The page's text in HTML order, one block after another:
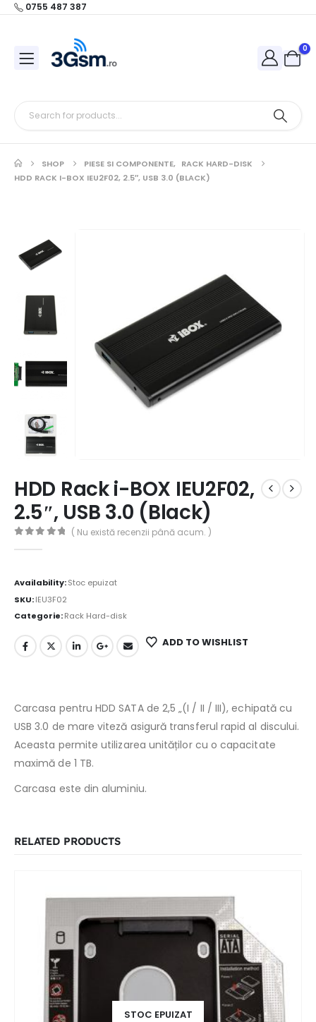
0755 487 387
0
SHOP PIESE SI COMPONENTE, RACK HARD-DISK
HDD RACK I-BOX IEU2F02, 2.5″, USB 3.0 (BLACK)
HDD Rack i-BOX IEU2F02,
2.5″, USB 3.0 (Black)
( Nu există recenzii până acum. )
Availability:Stoc epuizat
SKU:IEU3F02
Categorie:Rack Hard-disk
ADD TO WISHLIST
Carcasa pentru HDD SATA de 2,5 „(I / II / III), echipată cu
USB 3.0 de mare viteză asigură transferul rapid al discului.
Aceasta permite utilizarea unităților cu o capacitate
maximă de 1 TB.
Carcasa este din aluminiu.
RELATED PRODUCTS
STOC EPUIZAT